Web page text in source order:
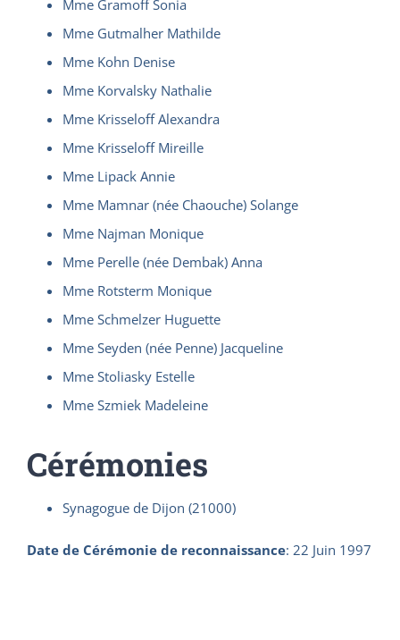
Mme Gramoff Sonia
Mme Gutmalher Mathilde
Mme Kohn Denise
Mme Korvalsky Nathalie
Mme Krisseloff Alexandra
Mme Krisseloff Mireille
Mme Lipack Annie
Mme Mamnar (née Chaouche) Solange
Mme Najman Monique
Mme Perelle (née Dembak) Anna
Mme Rotsterm Monique
Mme Schmelzer Huguette
Mme Seyden (née Penne) Jacqueline
Mme Stoliasky Estelle
Mme Szmiek Madeleine
Cérémonies
Synagogue de Dijon (21000)
Date de Cérémonie de reconnaissance: 22 Juin 1997